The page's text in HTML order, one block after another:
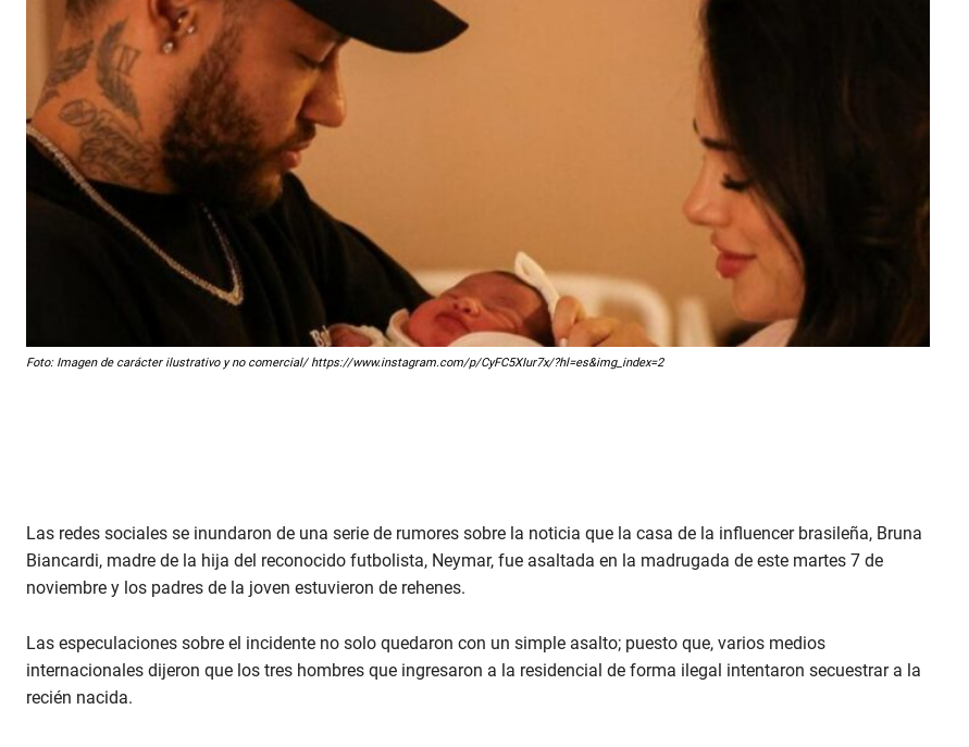
Foto: Imagen de carácter ilustrativo y no comercial/ https://www.instagram.com/p/CyFC5XIur7x/?hl=es&img_index=2
Las redes sociales se inundaron de una serie de rumores sobre la noticia que la casa de la influencer brasileña, Bruna
Biancardi, madre de la hija del reconocido futbolista, Neymar, fue asaltada en la madrugada de este martes 7 de
noviembre y los padres de la joven estuvieron de rehenes.
Las especulaciones sobre el incidente no solo quedaron con un simple asalto; puesto que, varios medios
internacionales dijeron que los tres hombres que ingresaron a la residencial de forma ilegal intentaron secuestrar a la
recién nacida.